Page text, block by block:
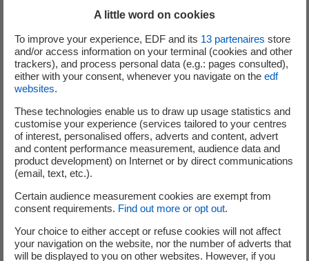
Cadrer des analyses de sûreté en abordant des
risques majeurs et en identifiant les exigences clés.
Organiser les revues techniques et projet.
Sur demande de l’exploitant, soutenir les dossiers
d’instruction auprès de l’autorité de sûreté nucléaire.
équipes techniques
Vous serez amené(e) à présenter vos travaux auprès des
clients, exploitants et autorités, tout en défendant les
choix techniques réalisés.
Pourquoi nous rejoindre ?
Un environnement stimulant et varié : des projets
d'envergure, une équipe passionnée et une variété
A little word on cookies
To improve your experience, EDF and its 13partenaires store
and/or access information on your terminal (cookies and other
trackers), and process personal data (e.g.: pages consulted),
either with your consent, whenever you navigate on the edf
websites.
These technologies enable us to draw up usage statistics and
customise your experience (services tailored to your centres
of interest, personalised offers, adverts and content, advert
and content performance measurement, audience data and
product development) on Internet or by direct communications
(email, text, etc.).
Certain audience measurement cookies are exempt from
consent requirements. Find out more or opt out.
Your choice to either accept or refuse cookies will not affect
your navigation on the website, nor the number of adverts that
will be displayed to you on other websites. However, if you